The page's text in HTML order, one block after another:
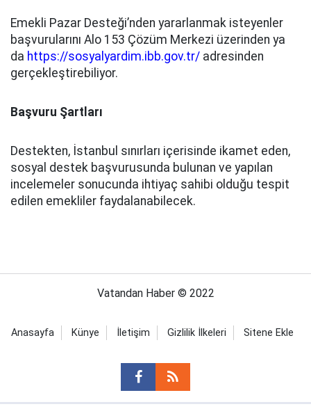
Emekli Pazar Desteği’nden yararlanmak isteyenler
başvurularını Alo 153 Çözüm Merkezi üzerinden ya
da https://sosyalyardim.ibb.gov.tr/ adresinden
gerçekleştirebiliyor.
Başvuru Şartları
Destekten, İstanbul sınırları içerisinde ikamet eden,
sosyal destek başvurusunda bulunan ve yapılan
incelemeler sonucunda ihtiyaç sahibi olduğu tespit
edilen emekliler faydalanabilecek.
Vatandan Haber © 2022
Anasayfa Künye İletişim Gizlilik İlkeleri Sitene Ekle